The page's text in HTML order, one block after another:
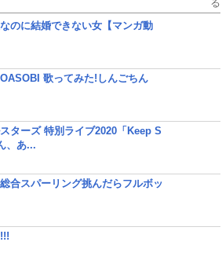
る
なのに結婚できない女【マンガ動
歌ってみた!しんごちん
ターズ 特別ライブ2020「Keep S
、あ...
合スパーリング挑んだらフルボッ